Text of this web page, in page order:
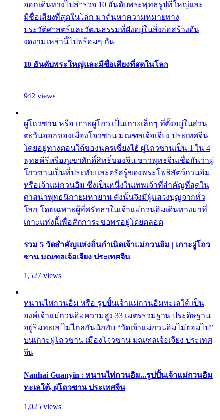
ออกเดินทางไปสำรวจ 10 อันดับพระพุทธรูปที่ใหญ่และ
มีชื่อเสียงที่สุดในโลก มาค้นหาความหมายทาง
ประวัติศาสตร์และวัฒนธรรมที่ฝังอยู่ในสิ่งก่อสร้างอัน
งดงามเหล่านี้ไปพร้อมๆ กัน
10 อันดับพระใหญ่และมีชื่อเสียงที่สุดในโลก
942 views
ผู่โถวซาน หรือ เกาะผู่โถว เป็นเกาะเล็กๆ ที่ตั้งอยู่ในส่วน
ตะวันออกของเมืองโจวซาน มณฑลเจ้อเจียง ประเทศจีน
โดยอยู่ทางตอนใต้ของนครเซี่ยงไฮ้ ผู่โถวซานเป็น 1 ใน 4
พุทธคีรีหรือภูเขาศักดิ์สิทธิ์ของจีน ชาวพุทธจีนเชื่อกันว่าผู่
โถวซานเป็นที่ประทับและตรัสรู้ของพระโพธิสัตว์กวนอิม
หรือเจ้าแม่กวนอิม ซึ่งเป็นหนึ่งในเทพเจ้าที่สำคัญที่สุดใน
ศาสนาพุทธนิกายมหายาน ดังนั้นจึงมีผู้แสวงบุญจากทั่ว
โลก โดยเฉพาะผู้ที่ศรัทธาในเจ้าแม่กวนอิมเดินทางมาที่
เกาะแห่งนี้เพื่อสักการะขอพรอยู่โดยตลอด
รวม 5 วัดสำคัญแห่งถิ่นกำเนิดเจ้าแม่กวนอิม | เกาะผู่โถว
ซาน มณฑลเจ้อเจียง ประเทศจีน
1,527 views
หนานไห่กวนอิม หรือ รูปปั้นเจ้าแม่กวนอิมทะเลใต้ เป็น
องค์เจ้าแม่กวนอิมความสูง 33 เมตรรวมฐาน ประดิษฐาน
อยู่ริมทะเล ไม่ไกลกันนักกับ “วัดเจ้าแม่กวนอิมไม่ยอมไป”
บนเกาะผู่โถวซาน เมืองโจวซาน มณฑลเจ้อเจียง ประเทศ
จีน
Nanhai Guanyin : หนานไห่กวนอิม...รูปปั้นเจ้าแม่กวนอิม
ทะเลใต้, ผู่โถวซาน ประเทศจีน
1,025 views